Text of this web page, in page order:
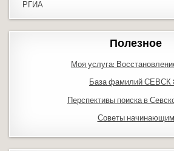
РГИА
Полезное
Моя услуга:
База фамилий СЕВСК
Перспективы поиска в
Советы начинающим